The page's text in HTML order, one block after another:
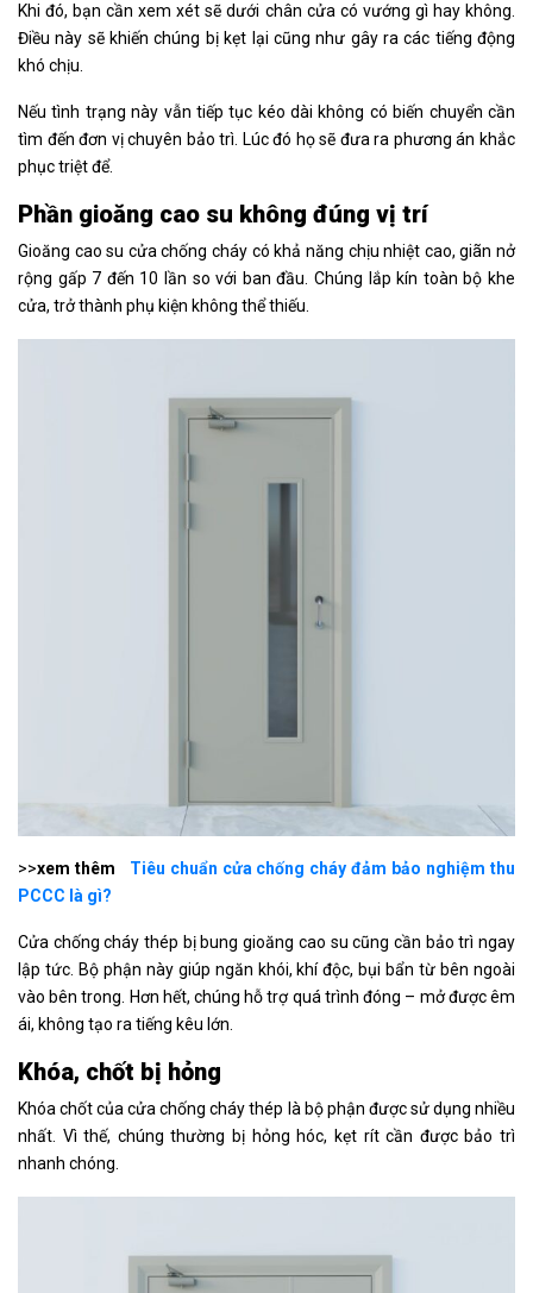
Khi đó, bạn cần xem xét sẽ dưới chân cửa có vướng gì hay không.
Điều này sẽ khiến chúng bị kẹt lại cũng như gây ra các tiếng động
khó chịu.
Nếu tình trạng này vẫn tiếp tục kéo dài không có biến chuyển cần
tìm đến đơn vị chuyên bảo trì. Lúc đó họ sẽ đưa ra phương án khắc
phục triệt để.
Phần gioăng cao su không đúng vị trí
Gioăng cao su cửa chống cháy có khả năng chịu nhiệt cao, giãn nở
rộng gấp 7 đến 10 lần so với ban đầu. Chúng lắp kín toàn bộ khe
cửa, trở thành phụ kiện không thể thiếu.
>>xem thêm
Tiêu chuẩn cửa chống cháy đảm bảo nghiệm thu
PCCC là gì?
Cửa chống cháy thép bị bung gioăng cao su cũng cần bảo trì ngay
lập tức. Bộ phận này giúp ngăn khói, khí độc, bụi bẩn từ bên ngoài
vào bên trong. Hơn hết, chúng hỗ trợ quá trình đóng – mở được êm
ái, không tạo ra tiếng kêu lớn.
Khóa, chốt bị hỏng
Khóa chốt của cửa chống cháy thép là bộ phận được sử dụng nhiều
nhất. Vì thế, chúng thường bị hỏng hóc, kẹt rít cần được bảo trì
nhanh chóng.